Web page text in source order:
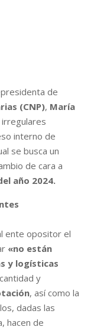
de
(CNP), María
interno de
se busca un
de cara a
año 2024.
ente opositor el
«no están
y logísticas
y
, así como la
dadas las
hacen de